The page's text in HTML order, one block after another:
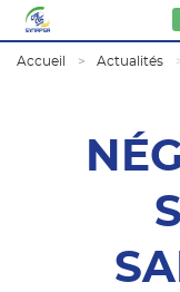
Accueil Actualités